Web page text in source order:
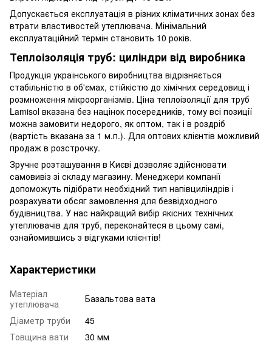
Допускається експлуатація в різних кліматичних зонах без
втрати властивостей утеплювача. Мінімальний
експлуатаційний термін становить 10 років.
Теплоізоляція труб: циліндри від виробника
Продукція українського виробництва відрізняється
стабільністю в об'ємах, стійкістю до хімічних середовищ і
розмноження мікроорганізмів. Ціна теплоізоляції для труб
Lamisol вказана без націнок посередників, тому всі позиції
можна замовити недорого, як оптом, так і в роздріб
(вартість вказана за 1 м.п.). Для оптових клієнтів можливий
продаж в розстрочку.
Зручне розташування в Києві дозволяє здійснювати
самовивіз зі складу магазину. Менеджери компанії
допоможуть підібрати необхідний тип напівциліндрів і
розрахувати обсяг замовлення для безвідходного
будівництва. У нас найкращий вибір якісних технічних
утеплювачів для труб, переконайтеся в цьому самі,
ознайомившись з відгуками клієнтів!
Характеристики
Матеріал
утеплювача
Базальтова вата
Діаметр труби
45
Товщина вати
30 мм